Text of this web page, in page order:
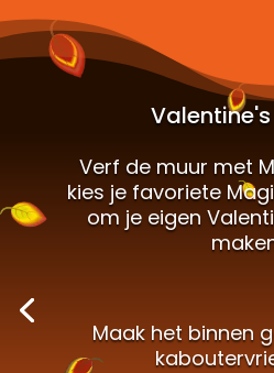
Verf de muur met
kies je favoriete
om je eigen
Maak het binnen